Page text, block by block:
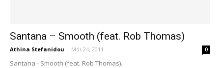
Santana – Smooth (feat. Rob Thomas)
Athina Stefanidou - Μάι 24, 2011 0
Santana - Smooth (feat. Rob Thomas).